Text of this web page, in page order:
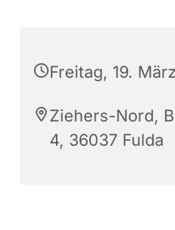
Freitag, 19.
Ziehers-Nord,
4, 36037 Fulda